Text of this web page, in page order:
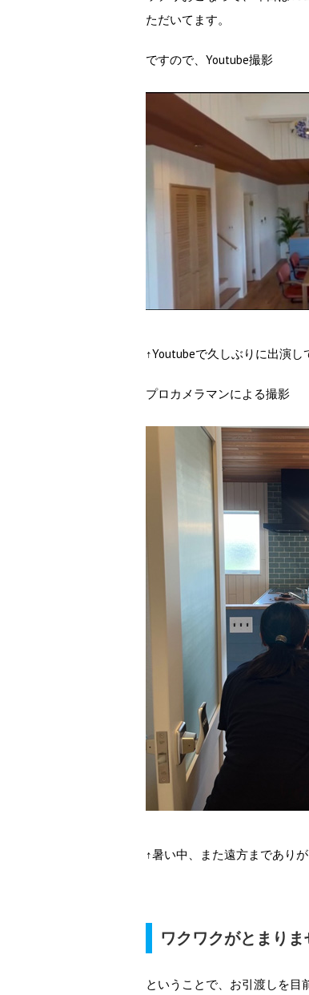
ただいてます。
ですので、Youtube撮影
↑Youtubeで久しぶりに出演し
プロカメラマンによる撮影
↑暑い中、また遠方まであり
ワクワクがとまりま
ということで、お引渡しを目